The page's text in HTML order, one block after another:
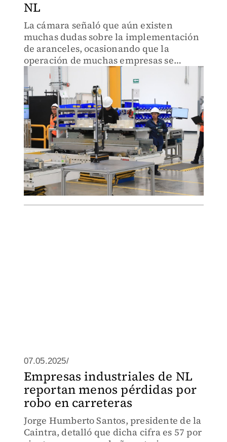
NL
La cámara señaló que aún existen
muchas dudas sobre la implementación
de aranceles, ocasionando que la
operación de muchas empresas se
modere.
07.05.2025/
Empresas industriales de NL
reportan menos pérdidas por
robo en carreteras
Jorge Humberto Santos, presidente de la
Caintra, detalló que dicha cifra es 57 por